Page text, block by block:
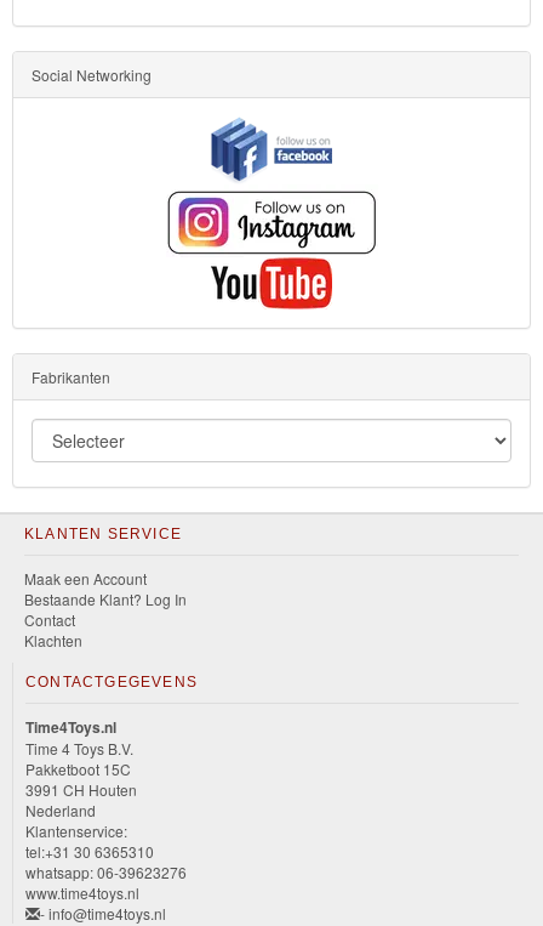
Social Networking
Fabrikanten
KLANTEN SERVICE
Maak een Account
Bestaande Klant? Log In
Contact
Klachten
CONTACTGEGEVENS
Time4Toys.nl
Time 4 Toys B.V.
Pakketboot 15C
3991 CH Houten
Nederland
Klantenservice:
tel:+31 30 6365310
whatsapp: 06-39623276
www.time4toys.nl
- info@time4toys.nl